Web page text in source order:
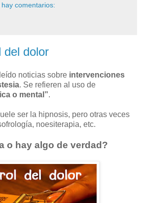
hay comentarios:
del dolor
noticias sobre intervenciones
. Se refieren al uso de
o mental”.
ser la hipnosis, pero otras veces
noesiterapia, etc.
o hay algo de verdad?